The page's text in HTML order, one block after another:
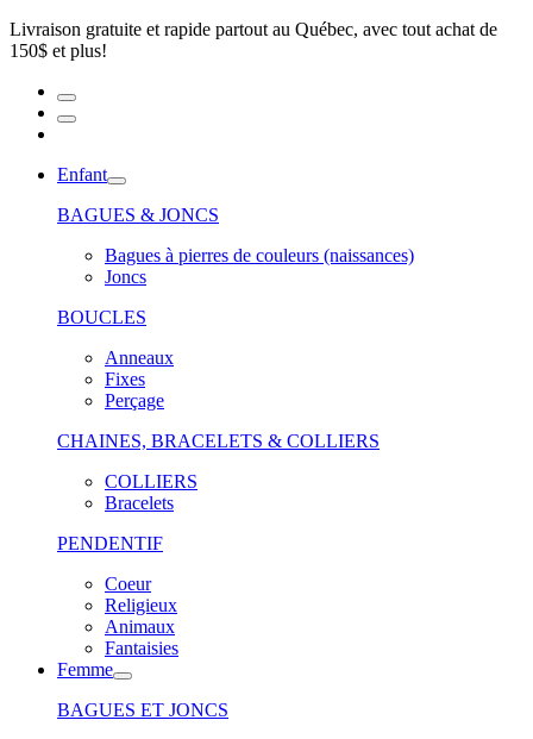
Livraison gratuite et rapide partout au Québec, avec tout achat de
150$ et plus!
Enfant
BAGUES & JONCS
Bagues à pierres de couleurs (naissances)
Joncs
BOUCLES
Anneaux
Fixes
Perçage
CHAINES, BRACELETS & COLLIERS
COLLIERS
Bracelets
PENDENTIF
Coeur
Religieux
Animaux
Fantaisies
Femme
BAGUES ET JONCS